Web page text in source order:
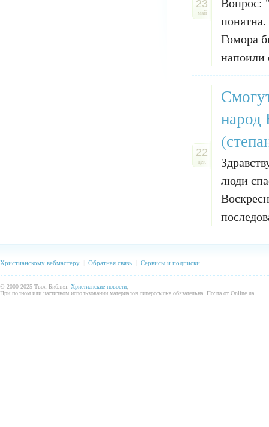
23
май
Вопрос:
Гомора
напоили
22
дек
народ
люди
Христианскому вебмастеру Обратная связь Сервисы и подписки
© 2000-2025 Твоя Библия. Христианские новости
При полном или частичном использовании материалов гиперссылка обязательна. Почта от Online.ua